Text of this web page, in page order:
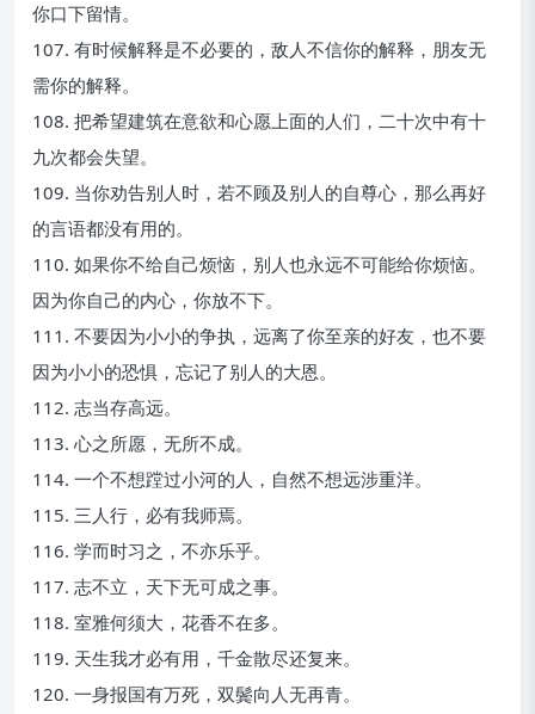
你口下留情。
107. 有时候解释是不必要的，敌人不信你的解释，朋友无
需你的解释。
108. 把希望建筑在意欲和心愿上面的人们，二十次中有十
九次都会失望。
109. 当你劝告别人时，若不顾及别人的自尊心，那么再好
的言语都没有用的。
110. 如果你不给自己烦恼，别人也永远不可能给你烦恼。
因为你自己的内心，你放不下。
111. 不要因为小小的争执，远离了你至亲的好友，也不要
因为小小的恐惧，忘记了别人的大恩。
112. 志当存高远。
113. 心之所愿，无所不成。
114. 一个不想蹚过小河的人，自然不想远涉重洋。
115. 三人行，必有我师焉。
116. 学而时习之，不亦乐乎。
117. 志不立，天下无可成之事。
118. 室雅何须大，花香不在多。
119. 天生我才必有用，千金散尽还复来。
120. 一身报国有万死，双鬓向人无再青。